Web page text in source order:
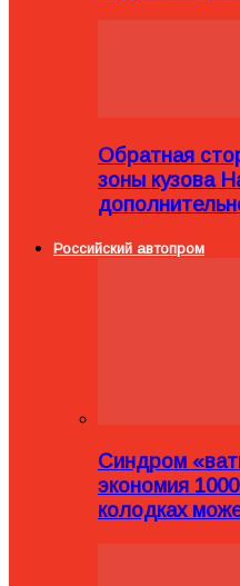
Обратная
зоны кузова
Российский автопром
Синдром
экономия
колодках